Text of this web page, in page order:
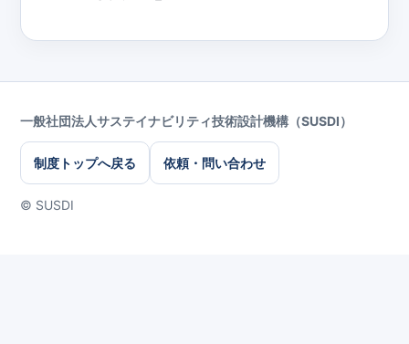
一般社団法人サステイナビリティ技術設計機構（SUSDI）
制度トップへ戻る 依頼・問い合わせ
© SUSDI